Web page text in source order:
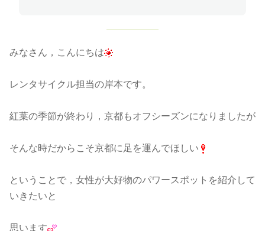
みなさん，こんにちは
レンタサイクル担当の岸本です。
紅葉の季節が終わり，京都もオフシーズンになりましたが
そんな時だからこそ京都に足を運んでほしい
ということで，女性が大好物のパワースポットを紹介して
いきたいと
思います